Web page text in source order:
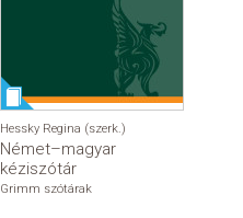
Hessky Regina (szerk.)
Német–magyar
kéziszótár
Grimm szótárak